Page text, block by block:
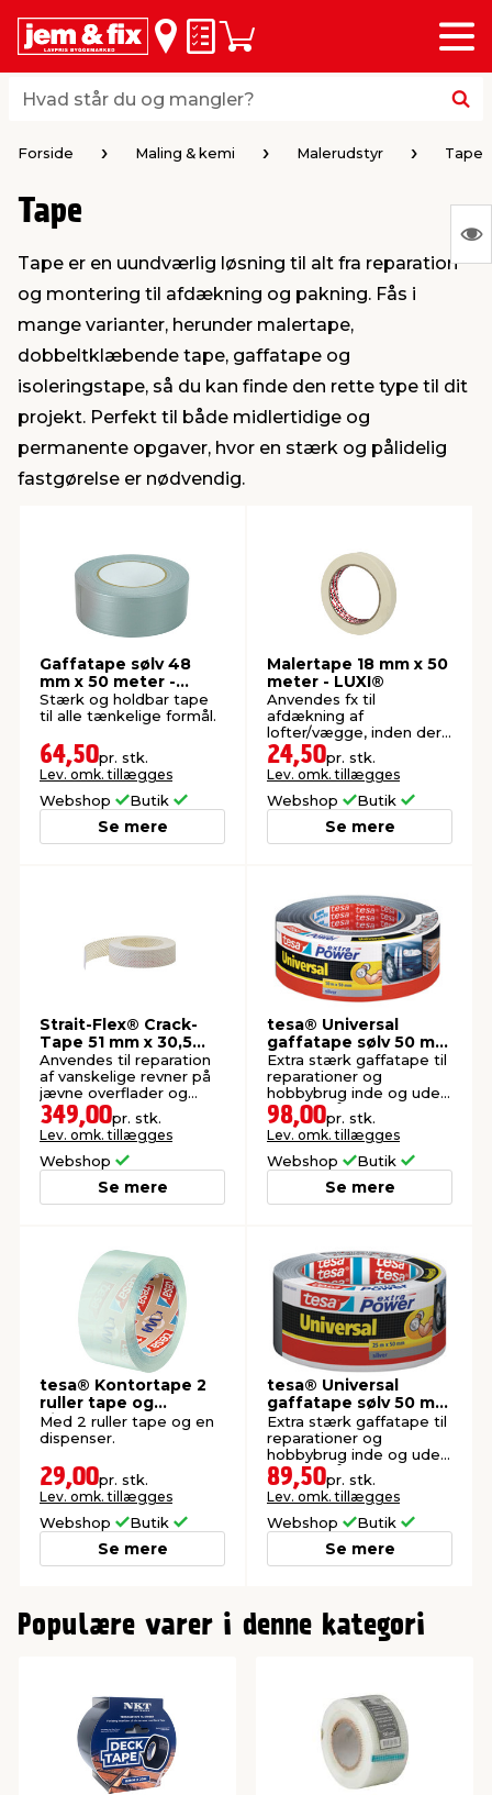
Hvad står du og mangler?
Hvad står du og mangler?
Huskeseddel
Indkøbskurv
Menu
& vægge
vinduer
brædder
& stilladser
& ukrudt
& varme
& ophæng
& opbevaring
& persienner
& sikkerhed
& standere
& syltning
& armatur
& ventilation
kloak
Home
data & TV
& kemikalier
& fugemasse
af værktøj
maskiner
& spande
underholdning
udendørs spa
Forside Maling & kemi Malerudstyr Tape
Tape
Tape er en uundværlig løsning til alt fra reparation
og montering til afdækning og pakning. Fås i
mange varianter, herunder malertape,
dobbeltklæbende tape, gaffatape og
isoleringstape, så du kan finde den rette type til dit
projekt. Perfekt til både midlertidige og
permanente opgaver, hvor en stærk og pålidelig
fastgørelse er nødvendig.
Gaffatape sølv 48
mm x 50 meter -
LUXI®
Stærk og holdbar tape
til alle tænkelige formål.
64,50pr. stk.
Lev. omk. tillægges
Webshop Butik
Se mere
Malertape 18 mm x 50
meter - LUXI®
Anvendes fx til
afdækning af
lofter/vægge, inden der
skal males.
24,50pr. stk.
Lev. omk. tillægges
Webshop Butik
Se mere
Strait-Flex® Crack-
Tape 51 mm x 30,5
meter
Anvendes til reparation
af vanskelige revner på
jævne overflader og
hjørner.
349,00pr. stk.
Lev. omk. tillægges
Webshop
Se mere
tesa® Universal
gaffatape sølv 50 mm
x 50 meter
Extra stærk gaffatape til
reparationer og
hobbybrug inde og ude.
Klæber på de fleste
overflader.
98,00pr. stk.
Lev. omk. tillægges
Webshop Butik
Se mere
tesa® Kontortape 2
ruller tape og
dispenser
Med 2 ruller tape og en
dispenser.
29,00pr. stk.
Lev. omk. tillægges
Webshop Butik
Se mere
tesa® Universal
gaffatape sølv 50 mm
x 25 meter
Extra stærk gaffatape til
reparationer og
hobbybrug inde og ude.
Klæber på de fleste
overflader.
89,50pr. stk.
Lev. omk. tillægges
Webshop Butik
Se mere
1
2
Populære varer i denne kategori